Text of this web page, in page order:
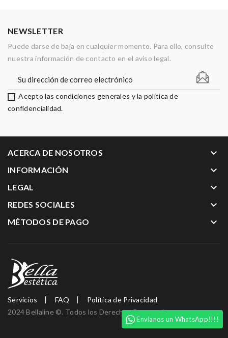
NEWSLETTER
Puede darse de baja en cualquier momento. Para ello, consulte
nuestra información de contacto en el aviso legal.
Acepto las condiciones generales y la política de
confidencialidad.
ACERCA DE NOSOTROS keyboard_arrow_down
INFORMACIÓN keyboard_arrow_down
LEGAL keyboard_arrow_down
REDES SOCIALES keyboard_arrow_down
MÉTODOS DE PAGO keyboard_arrow_down
Servicios FAQ
Política de Privacidad
2024 Bellaline ©. Todos los Derechos Reservados
Envíanos un WhatsApp!!!!